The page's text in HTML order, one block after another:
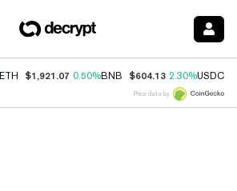
ETH $1,921.07 0.50%BNB $604.13 2.30%USDC
Price data by